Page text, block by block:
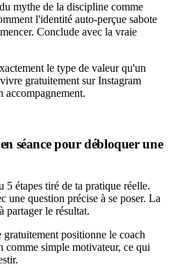
mythe de la discipline comme
l'identité auto-perçue sabote
Conclude avec la vraie
le type de valeur qu'un
gratuitement sur Instagram
accompagnement.
séance pour débloquer une
étapes tiré de ta pratique réelle.
une question précise à se poser. La
partager le résultat.
positionne le coach
comme simple motivateur, ce qui